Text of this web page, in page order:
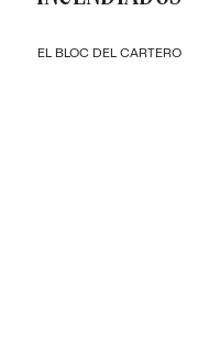
EL BLOC DEL CARTERO